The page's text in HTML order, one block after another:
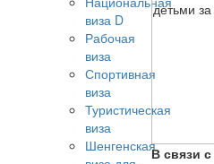
виза D
Рабочая
виза
Спортивная
виза
Туристическая
виза
ШенгенскаяВ связи